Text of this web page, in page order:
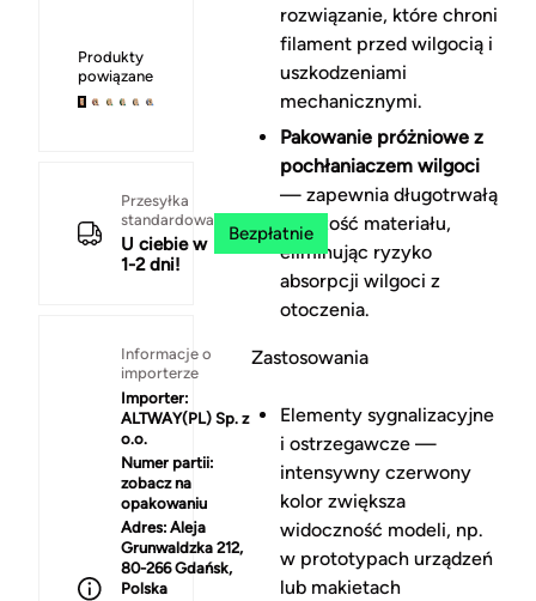
Produkty
powiązane
Przesyłka
standardowa
U ciebie w
1-2 dni!
Bezpłatnie
Informacje o
importerze
Importer:
ALTWAY(PL) Sp. z
o.o.
Numer partii:
zobacz na
opakowaniu
Adres: Aleja
Grunwaldzka 212,
80-266 Gdańsk,
Polska
rozwiązanie, które chroni
filament przed wilgocią i
uszkodzeniami
mechanicznymi.
Pakowanie próżniowe z
pochłaniaczem wilgoci
— zapewnia długotrwałą
świeżość materiału,
eliminując ryzyko
absorpcji wilgoci z
otoczenia.
Zastosowania
Elementy sygnalizacyjne
i ostrzegawcze —
intensywny czerwony
kolor zwiększa
widoczność modeli, np.
w prototypach urządzeń
lub makietach